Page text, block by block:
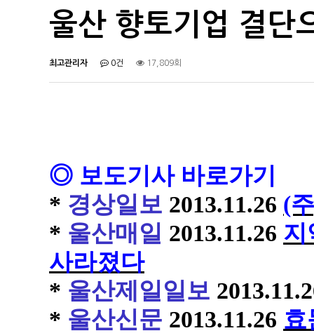
울산 향토기업 결단
최고관리자 0건 17,809회
◎ 보도기사 바로가기
* 경상일보 2013.11.26 (
* 울산매일 2013.11.26 지
사라졌다
* 울산제일일보
* 울산신문 2013.11.26 효